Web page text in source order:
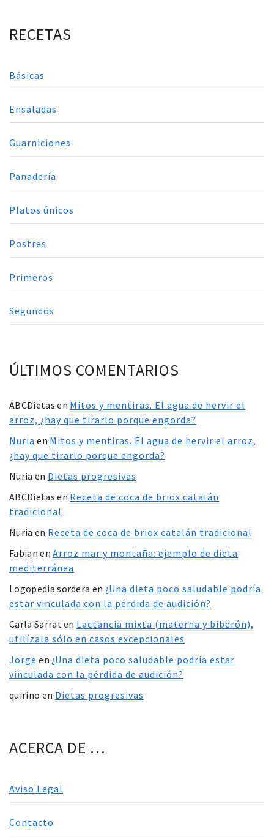
RECETAS
Básicas
Ensaladas
Guarniciones
Panadería
Platos únicos
Postres
Primeros
Segundos
ÚLTIMOS COMENTARIOS
ABCDietas en Mitos y mentiras. El agua de hervir el
arroz, ¿hay que tirarlo porque engorda?
Nuria en Mitos y mentiras. El agua de hervir el arroz,
¿hay que tirarlo porque engorda?
Nuria en Dietas progresivas
ABCDietas en Receta de coca de briox catalán
tradicional
Nuria en Receta de coca de briox catalán tradicional
Fabian enArroz mar y montaña: ejemplo de dieta
mediterránea
Logopedia sordera en ¿Una dieta poco saludable podría
estar vinculada con la pérdida de audición?
Carla Sarraten Lactancia mixta (materna y biberón),
utilízala sólo en casos excepcionales
Jorge en ¿Una dieta poco saludable podría estar
vinculada con la pérdida de audición?
quirino en Dietas progresivas
ACERCA DE …
Aviso Legal
Contacto